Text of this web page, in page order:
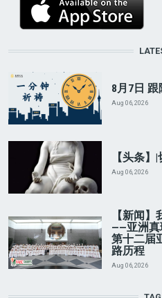
8月7日
Aug 06, 2026
【头条
Aug 06, 2026
【新闻
——亚洲真
第十二届
路历程
Aug 06, 2026